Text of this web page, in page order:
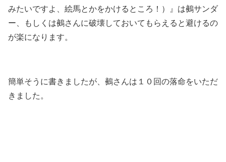
みたいですよ、絵馬とかをかけるところ！）』は鵺サンダ
ー、もしくは鵺さんに破壊しておいてもらえると避けるの
が楽になります。
簡単そうに書きましたが、鵺さんは１０回の落命をいただ
きました。